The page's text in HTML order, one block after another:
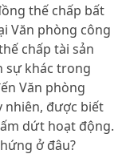
thế chấp bất
Văn phòng công
chấp tài sản
sự khác trong
Văn phòng
nhiên, được biết
dứt hoạt động.
ở đâu?